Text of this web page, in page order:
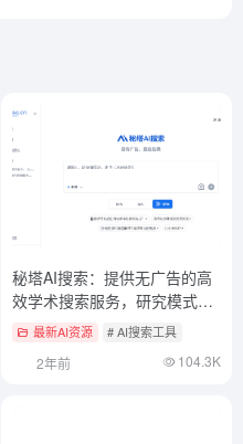
秘塔AI搜索：提供无广告的高
效学术搜索服务，研究模式深
度挖掘知识
最新AI资源 # AI搜索工具
2年前 104.3K